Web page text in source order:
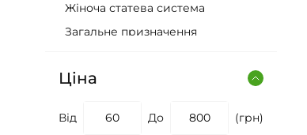
Жіноча статева система
Загальне призначення
Імунна система
ЛОР-органи
Ціна
Від До (грн)